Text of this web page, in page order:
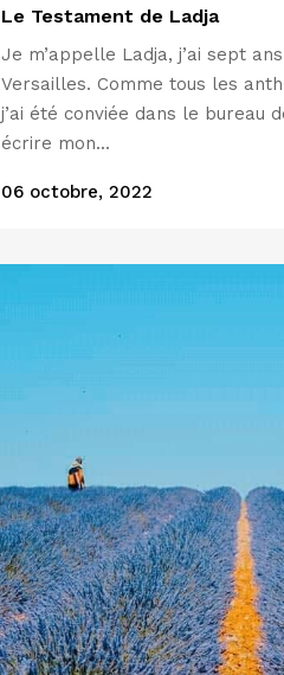
Le Testament de Ladja
Je m’appelle Ladja, j’ai sept
Versailles. Comme tous les
j’ai été conviée dans le bureau
écrire mon...
06 octobre, 2022